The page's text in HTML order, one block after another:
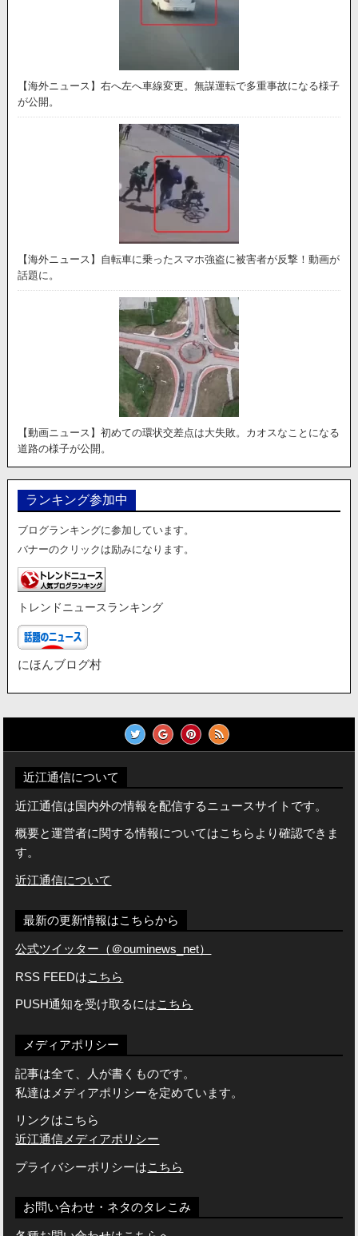
【海外ニュース】右へ左へ車線変更。無謀運転で多重事故になる様子
が公開。
【海外ニュース】自転車に乗ったスマホ強盗に被害者が反撃！動画が
話題に。
【動画ニュース】初めての環状交差点は大失敗。カオスなことになる
道路の様子が公開。
ランキング参加中
ブログランキングに参加しています。
バナーのクリックは励みになります。
トレンドニュースランキング
にほんブログ村
近江通信について
近江通信は国内外の情報を配信するニュースサイトです。
概要と運営者に関する情報についてはこちらより確認できま
す。
近江通信について
最新の更新情報はこちらから
公式ツイッター（＠ouminews_net）
RSS FEEDはこちら
PUSH通知を受け取るにはこちら
メディアポリシー
記事は全て、人が書くものです。
私達はメディアポリシーを定めています。
リンクはこちら
近江通信メディアポリシー
プライバシーポリシーはこちら
お問い合わせ・ネタのタレこみ